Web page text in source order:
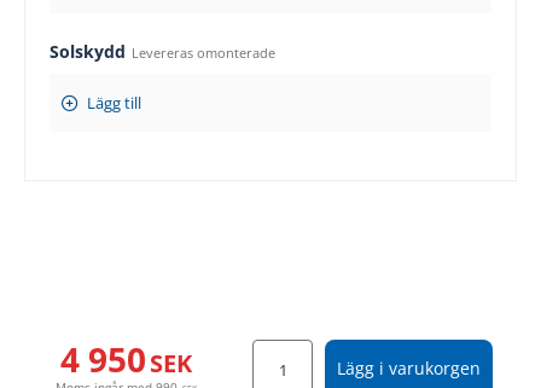
Solskydd Levereras omonterade
Lägg till
Lägg i varukorgen
4 950SEK